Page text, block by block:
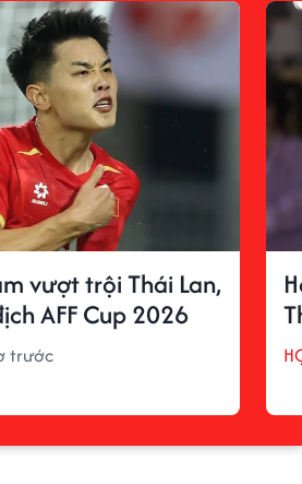
vượt trội Thái Lan,
AFF Cup 2026
trước